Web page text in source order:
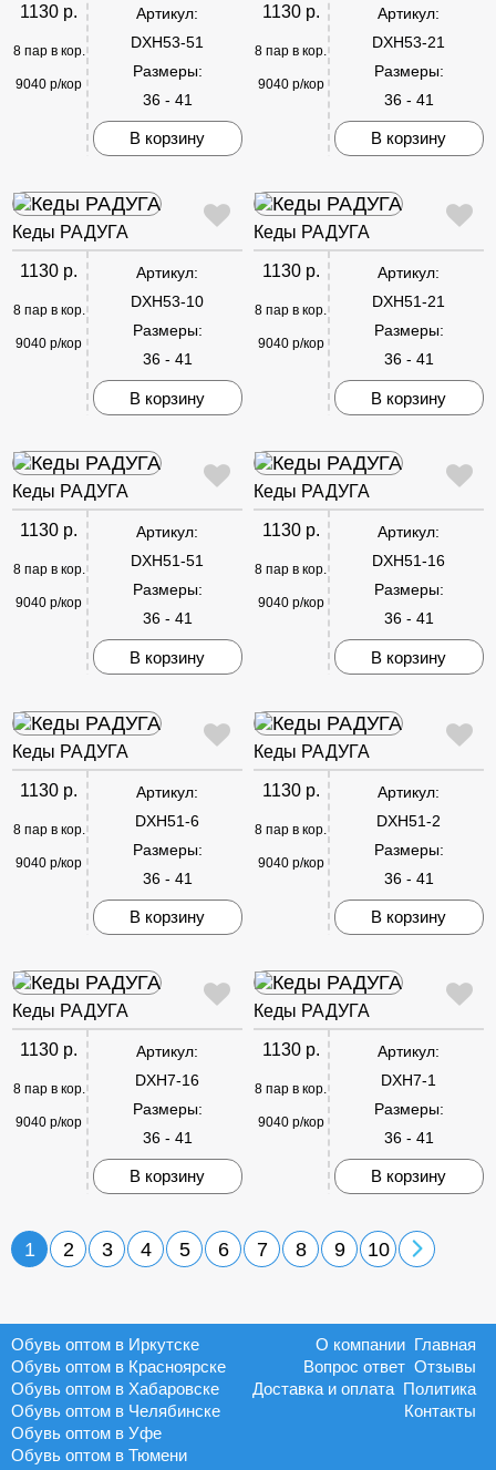
1130 р.
8 пар в кор.
9040 р/кор
Артикул:
DXH53-51
Размеры:
36 - 41
В корзину
1130 р.
8 пар в кор.
9040 р/кор
Артикул:
DXH53-21
Размеры:
36 - 41
В корзину
Кеды РАДУГА
1130 р.
8 пар в кор.
9040 р/кор
Артикул:
DXH53-10
Размеры:
36 - 41
В корзину
Кеды РАДУГА
1130 р.
8 пар в кор.
9040 р/кор
Артикул:
DXH51-21
Размеры:
36 - 41
В корзину
Кеды РАДУГА
1130 р.
8 пар в кор.
9040 р/кор
Артикул:
DXH51-51
Размеры:
36 - 41
В корзину
Кеды РАДУГА
1130 р.
8 пар в кор.
9040 р/кор
Артикул:
DXH51-16
Размеры:
36 - 41
В корзину
Кеды РАДУГА
1130 р.
8 пар в кор.
9040 р/кор
Артикул:
DXH51-6
Размеры:
36 - 41
В корзину
Кеды РАДУГА
1130 р.
8 пар в кор.
9040 р/кор
Артикул:
DXH51-2
Размеры:
36 - 41
В корзину
Кеды РАДУГА
1130 р.
8 пар в кор.
9040 р/кор
Артикул:
DXH7-16
Размеры:
36 - 41
В корзину
Кеды РАДУГА
1130 р.
8 пар в кор.
9040 р/кор
Артикул:
DXH7-1
Размеры:
36 - 41
В корзину
1 2 3 4 5 6 7 8 9 10
Обувь оптом в Иркутске
Обувь оптом в Красноярске
Обувь оптом в Хабаровске
Обувь оптом в Челябинске
Обувь оптом в Уфе
Обувь оптом в Тюмени
Главная
О компании
Отзывы
Вопрос ответ
Политика
Доставка и оплата
Контакты